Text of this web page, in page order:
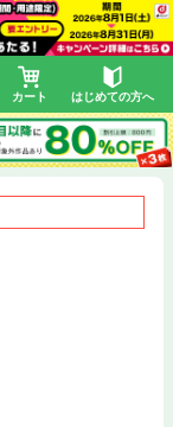
カート はじめての方へ